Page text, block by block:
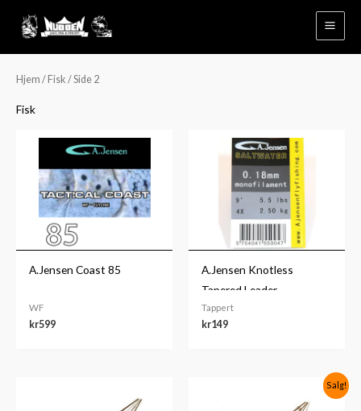
Hjem / Fisk / Side 2
Fisk
A.Jensen Coast 85
WF
kr599
A.Jensen Knotless
Tapered Leader
Tappert
kr149
Salg!